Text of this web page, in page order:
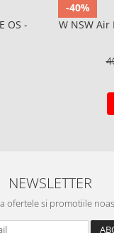
OS -
-40%
W NSW Air
NEWSLETTER
ofertele si promotiile